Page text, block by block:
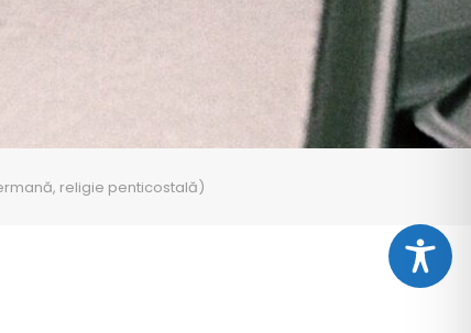
religie penticostală)